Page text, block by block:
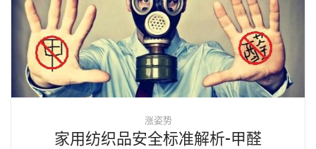
涨姿势
家用纺织品安全标准解析-甲醛